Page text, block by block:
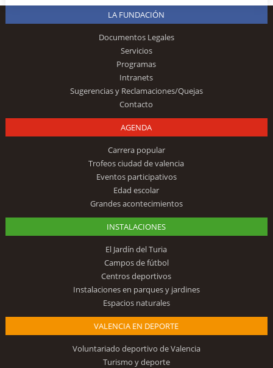
LA FUNDACIÓN
Documentos Legales
Servicios
Programas
Intranets
Sugerencias y Reclamaciones/Quejas
Contacto
AGENDA
Carrera popular
Trofeos ciudad de valencia
Eventos participativos
Edad escolar
Grandes acontecimientos
INSTALACIONES
El Jardín del Turia
Campos de fútbol
Centros deportivos
Instalaciones en parques y jardines
Espacios naturales
VALENCIA EN DEPORTE
Voluntariado deportivo de Valencia
Turismo y deporte